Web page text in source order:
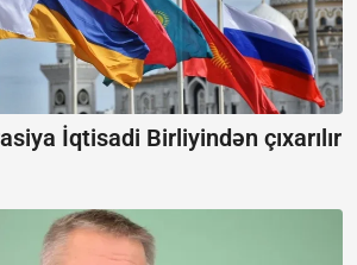
İqtisadi Birliyindən çıxarılır